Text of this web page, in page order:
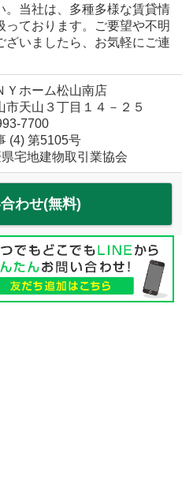
。当社は、多種多様な賃貸情
っております。ご要望や不明
ざいましたら、お気軽にご連
Ｙホーム松山南店
市天山３丁目１４－２５
7700
(4) 第5105号
宅地建物取引業協会
わせ(無料)